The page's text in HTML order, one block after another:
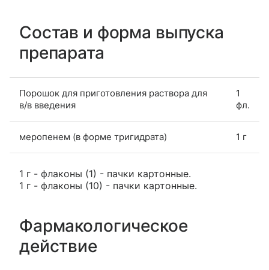
Состав и форма выпуска
препарата
Порошок для приготовления раствора для
в/в введения
1
фл.
меропенем (в форме тригидрата) 1 г
1 г - флаконы (1) - пачки картонные.
1 г - флаконы (10) - пачки картонные.
Фармакологическое
действие